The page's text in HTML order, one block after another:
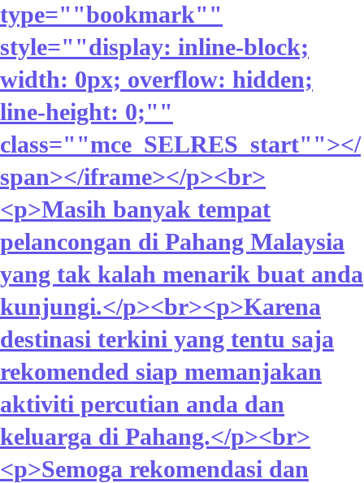
type=""bookmark""
style=""display: inline-block;
width: 0px; overflow: hidden;
line-height: 0;""
class=""mce_SELRES_start""> </
span></iframe></p><br>
<p>Masih banyak tempat
pelancongan di Pahang Malaysia
yang tak kalah menarik buat anda
kunjungi.</p><br><p>Karena
destinasi terkini yang tentu saja
rekomended siap memanjakan
aktiviti percutian anda dan
keluarga di Pahang.</p><br>
<p>Semoga rekomendasi dan